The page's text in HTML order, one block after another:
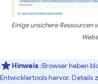
Einige unsichere Ressourcen
Hinweis :Browser heben
Entwicklertools hervor. Details